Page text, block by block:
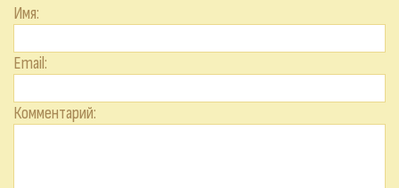
Имя:
Email:
Комментарий: